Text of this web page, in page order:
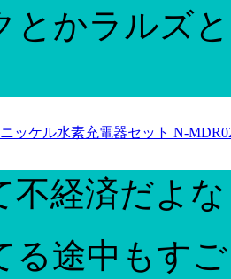
とかラルズ
不経済だよ
る途中もす